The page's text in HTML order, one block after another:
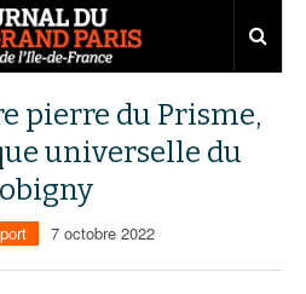
pierre du Prisme,
universelle du
7 octobre 2022